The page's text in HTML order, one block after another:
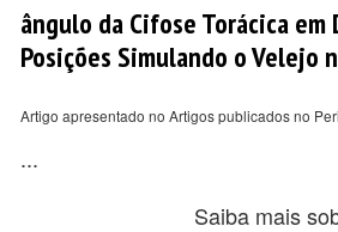
ângulo da Cifose Torácica
Posições Simulando o Velejo
Artigo apresentado no Artigos publicados no
...
Saiba mais